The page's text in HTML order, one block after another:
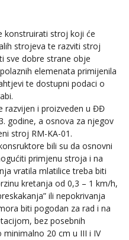
konstruirati stroj koji će
strojeva te razviti stroj
sve dobre strane obje
elemenata primijenila
te dostupni podaci o
razvijen i proizveden u ĐĐ
godine, a osnova za njegov
stroj RM-KA-01.
bili su da osnovni
primjenu stroja i na
vratila mlatilice treba biti
kretanja od 0,3 – 1 km/h,
ili nepokrivanja
biti pogodan za rad i na
bez posebnih
20 cm u III i IV